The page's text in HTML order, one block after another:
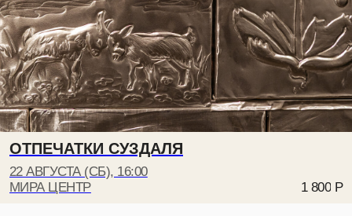
ОТПЕЧАТКИ СУЗДАЛЯ
22 АВГУСТА (СБ), 16:00
МИРА ЦЕНТР
1 800 Р